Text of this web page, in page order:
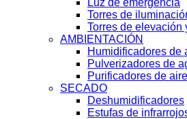
Luz de emergencia
Torres de
Torres de elevación
AMBIENTACIÓN
Humidificadores de
Pulverizadores de
Purificadores de aire
SECADO
Deshumidificadores
Estufas de